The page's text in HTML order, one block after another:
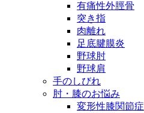
有痛性外脛骨
突き指
肉離れ
足底腱膜炎
野球肘
野球肩
手のしびれ
肘・膝のお悩み
変形性膝関節症